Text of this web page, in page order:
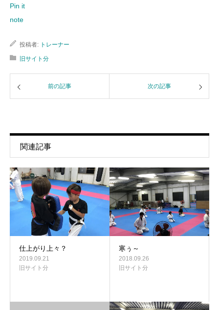
Pin it
note
投稿者: トレーナー
旧サイト分
前の記事 次の記事
関連記事
仕上がり上々？
2019.09.21
旧サイト分
寒ぅ～
2018.09.26
旧サイト分